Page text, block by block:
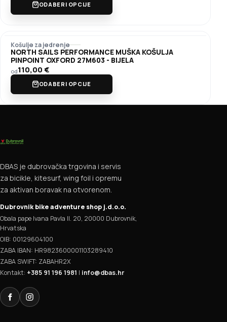
ODABERI OPCIJE
Košulje za jedrenje
NORTH SAILS PERFORMANCE MUŠKA KOŠULJA
PINPOINT OXFORD 27M603 - BIJELA
od110,00€
ODABERI OPCIJE
DBAS je dubrovačka trgovina i servis
za bicikle, kitesurf, wing foil i opremu
za aktivan boravak na otvorenom.
Dubrovnik bike adventure shop j.d.o.o.
Obala pape Ivana Pavla II. 20, 20000 Dubrovnik,
Hrvatska
OIB: 00129604100
ZABA IBAN: HR9823600001103289410
ZABA SWIFT: ZABAHR2X
Kontakt: +385 91 196 1981 | info@dbas.hr
FacebookInstagram